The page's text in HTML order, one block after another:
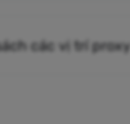
các vị trí proxy